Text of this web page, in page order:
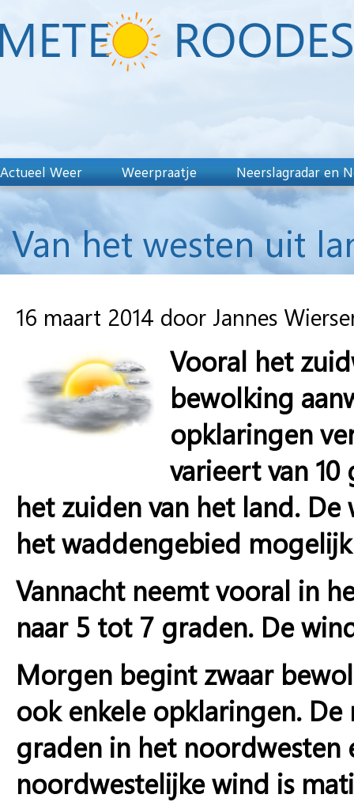
Actueel Weer Weerpraatje Neerslagradar en
Van het westen uit
16 maart 2014 door Jannes
Vooral het
bewolking
opklaringen
varieert van
het zuiden van het land.
het waddengebied
Vannacht neemt vooral in
naar 5 tot 7 graden. De
Morgen begint zwaar
ook enkele opklaringen.
graden in het noordwesten
noordwestelijke wind is